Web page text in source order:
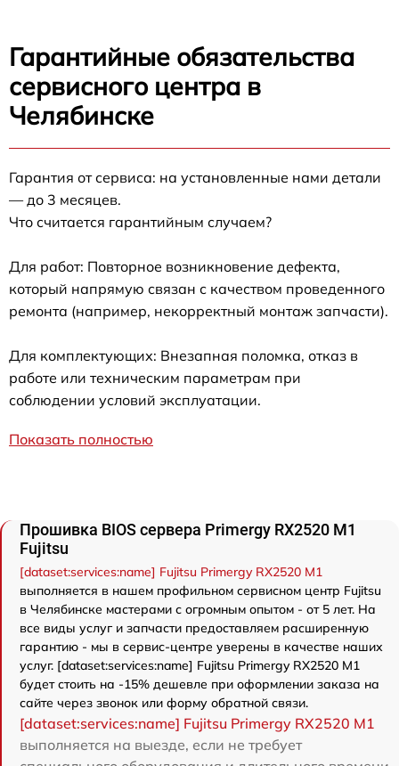
Гарантийные обязательства
сервисного центра в
Челябинске
Гарантия от сервиса: на установленные нами детали
— до 3 месяцев.
Что считается гарантийным случаем?
Для работ: Повторное возникновение дефекта,
который напрямую связан с качеством проведенного
ремонта (например, некорректный монтаж запчасти).
Для комплектующих: Внезапная поломка, отказ в
работе или техническим параметрам при
соблюдении условий эксплуатации.
Показать полностью
Прошивка BIOS сервера Primergy RX2520 M1
Fujitsu
[dataset:services:name] Fujitsu Primergy RX2520 M1
выполняется в нашем профильном сервисном центр Fujitsu
в Челябинске мастерами с огромным опытом - от 5 лет. На
все виды услуг и запчасти предоставляем расширенную
гарантию - мы в сервис-центре уверены в качестве наших
услуг. [dataset:services:name] Fujitsu Primergy RX2520 M1
будет стоить на -15% дешевле при оформлении заказа на
сайте через звонок или форму обратной связи.
[dataset:services:name] Fujitsu Primergy RX2520 M1
выполняется на выезде, если не требует